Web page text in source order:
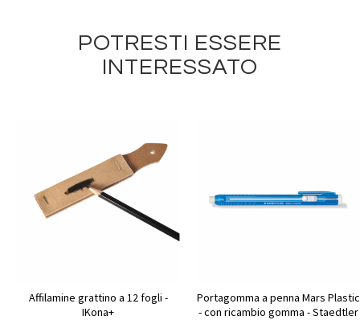
POTRESTI ESSERE
INTERESSATO
Affilamine grattino a 12 fogli -
IKona+
Portagomma a penna Mars Plastic
- con ricambio gomma - Staedtler